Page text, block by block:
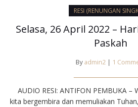
RESI (RENUNGAN
Selasa, 26 April 2022 –
Paskah
By admin2 | 1
AUDIO RESI: ANTIFON PEMBUKA –
kita bergembira dan memuliakan